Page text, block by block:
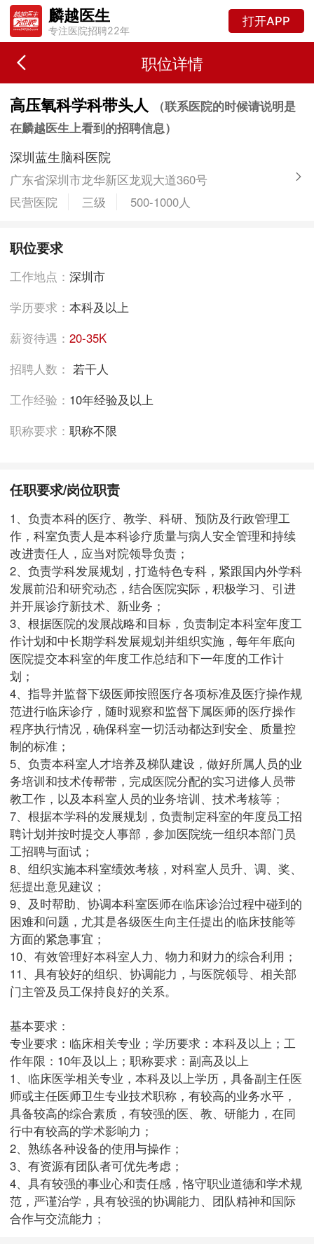
麟越医生
专注医院招聘22年
打开APP
职位详情
高压氧科学科带头人
（联系医院的时候请说明是
在麟越医生上看到的招聘信息）
深圳蓝生脑科医院
广东省深圳市龙华新区龙观大道360号
民营医院
三级 500-1000人
职位要求
工作地点：深圳市
学历要求：本科及以上
薪资待遇：20-35K
招聘人数：若干人
工作经验： 10年经验及以上
职称要求：职称不限
任职要求/岗位职责
1、负责本科的医疗、教学、科研、预防及行政管理工
作，科室负责人是本科诊疗质量与病人安全管理和持续
改进责任人，应当对院领导负责；
2、负责学科发展规划，打造特色专科，紧跟国内外学科
发展前沿和研究动态，结合医院实际，积极学习、引进
并开展诊疗新技术、新业务；
3、根据医院的发展战略和目标，负责制定本科室年度工
作计划和中长期学科发展规划并组织实施，每年年底向
医院提交本科室的年度工作总结和下一年度的工作计
划；
4、指导并监督下级医师按照医疗各项标准及医疗操作规
范进行临床诊疗，随时观察和监督下属医师的医疗操作
程序执行情况，确保科室一切活动都达到安全、质量控
制的标准；
5、负责本科室人才培养及梯队建设，做好所属人员的业
务培训和技术传帮带，完成医院分配的实习进修人员带
教工作，以及本科室人员的业务培训、技术考核等；
7、根据本学科的发展规划，负责制定科室的年度员工招
聘计划并按时提交人事部，参加医院统一组织本部门员
工招聘与面试；
8、组织实施本科室绩效考核，对科室人员升、调、奖、
惩提出意见建议；
9、及时帮助、协调本科室医师在临床诊治过程中碰到的
困难和问题，尤其是各级医生向主任提出的临床技能等
方面的紧急事宜；
10、有效管理好本科室人力、物力和财力的综合利用；
11、具有较好的组织、协调能力，与医院领导、相关部
门主管及员工保持良好的关系。
基本要求：
专业要求：临床相关专业；学历要求：本科及以上；工
作年限：10年及以上；职称要求：副高及以上
1、临床医学相关专业，本科及以上学历，具备副主任医
师或主任医师卫生专业技术职称，有较高的业务水平，
具备较高的综合素质，有较强的医、教、研能力，在同
行中有较高的学术影响力；
2、熟练各种设备的使用与操作；
3、有资源有团队者可优先考虑；
4、具有较强的事业心和责任感，恪守职业道德和学术规
范，严谨治学，具有较强的协调能力、团队精神和国际
合作与交流能力；